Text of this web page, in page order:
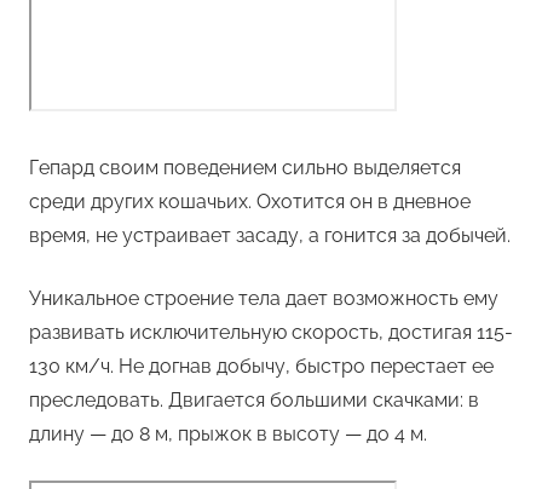
Гепард своим поведением сильно выделяется
среди других кошачьих. Охотится он в дневное
время, не устраивает засаду, а гонится за добычей.
Уникальное строение тела дает возможность ему
развивать исключительную скорость, достигая 115-
130 км/ч. Не догнав добычу, быстро перестает ее
преследовать. Двигается большими скачками: в
длину — до 8 м, прыжок в высоту — до 4 м.